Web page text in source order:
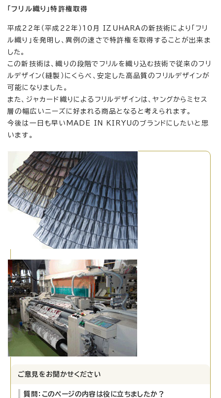
「フリル織り」特許権取得
平成22年（平成22年）10月 IZUHARAの新技術により「フリ
ル織り」を発明し、異例の速さで特許権を取得することが出来ま
した。
この新技術は、織りの段階でフリルを織り込む技術で従来のフリ
ルデザイン（縫製）にくらべ、安定した高品質のフリルデザインが
可能になりました。
また、ジャカード織りによるフリルデザインは、ヤングからミセス
層の幅広いニーズに好まれる商品となると考えられます。
今後は一日も早いMADE IN KIRYUのブランドにしたいと思
います。
ご意見をお聞かせください
質問：このページの内容は役に立ちましたか？